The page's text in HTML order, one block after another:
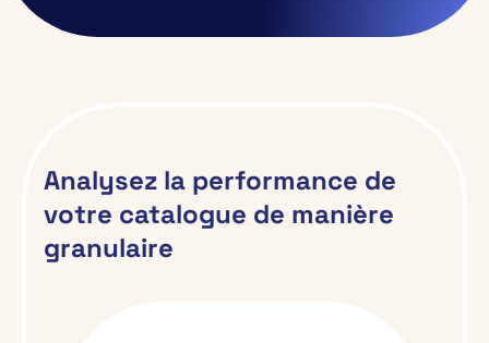
Analysez la performance de
votre catalogue de manière
granulaire